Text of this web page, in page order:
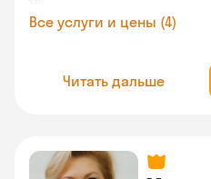
Все услуги и цены (4)
Читать дальше